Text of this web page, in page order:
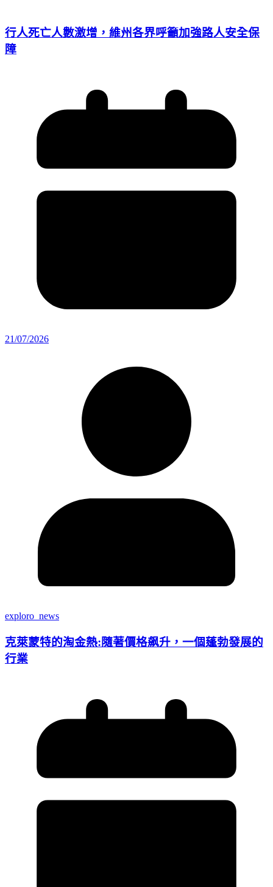
行人死亡人數激增，維州各界呼籲加強路人安全保
障
21/07/2026
exploro_news
克萊蒙特的淘金熱:隨著價格飙升，一個蓬勃發展的
行業